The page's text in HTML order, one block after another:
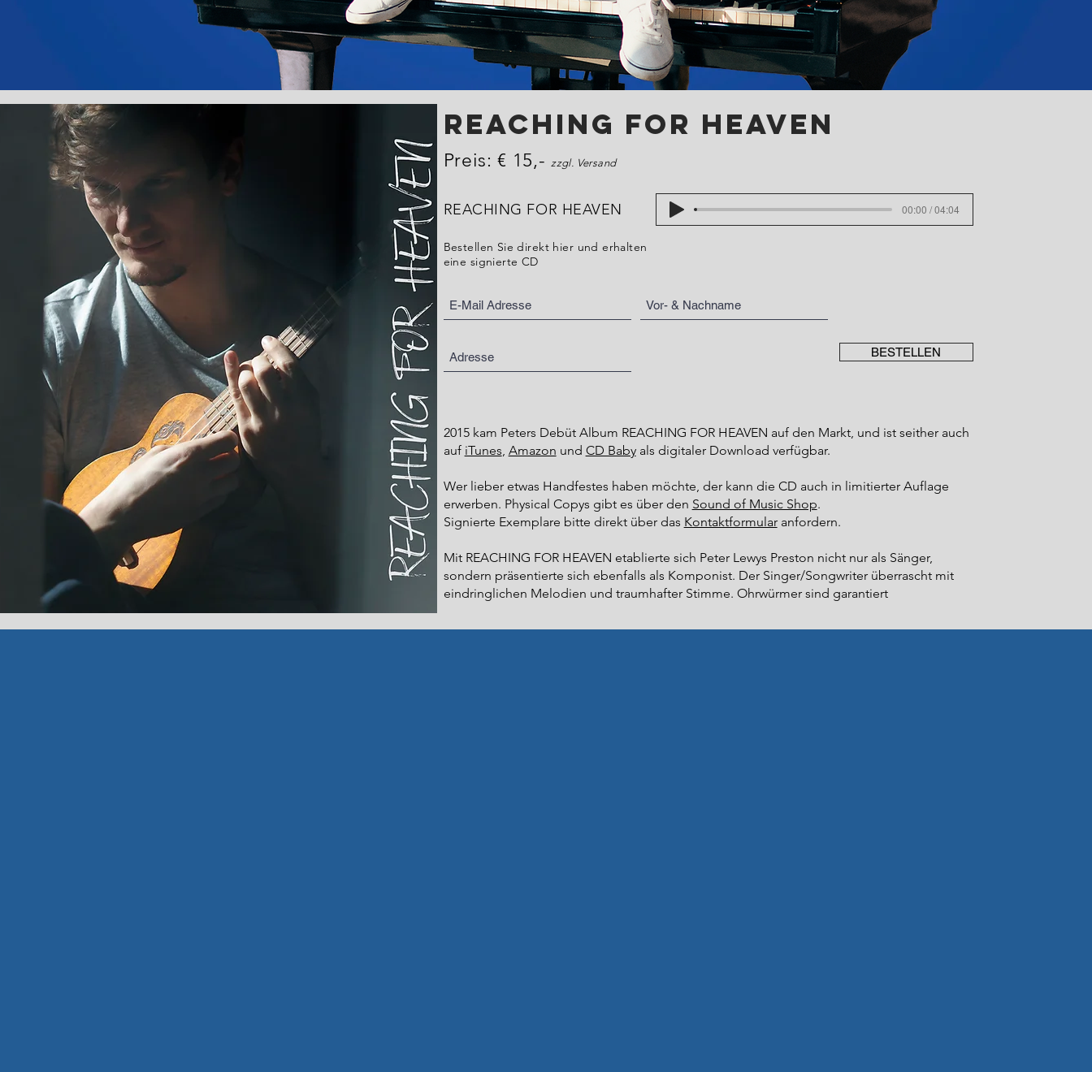
REACHING FOR HEAVEN
Preis: € 15,- zzgl. Versand
REACHING FOR HEAVEN 00:00 / 04:04
Bestellen Sie direkt hier und erhalten
eine signierte CD
BESTELLEN
2015 kam Peters Debüt Album REACHING FOR HEAVEN auf den Markt, und ist seither auch
auf iTunes, Amazon und CD Babyals digitaler Download verfügbar.​
Wer lieber etwas Handfestes haben möchte, der kann die CD auch in limitierter Auflage
erwerben. Physical Copys gibt es über den Sound of Music Shop.
Signierte Exemplare bitte direkt über das Kontaktformularanfordern.​
Mit REACHING FOR HEAVEN etablierte sich Peter Lewys Preston nicht nur als Sänger,
sondern präsentierte sich ebenfalls als Komponist. Der Singer/Songwriter überrascht mit
eindringlichen Melodien und traumhafter Stimme. Ohrwürmer sind garantiert